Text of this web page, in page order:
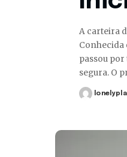
A carteira
Conhecida
passou
segura. O
Posted